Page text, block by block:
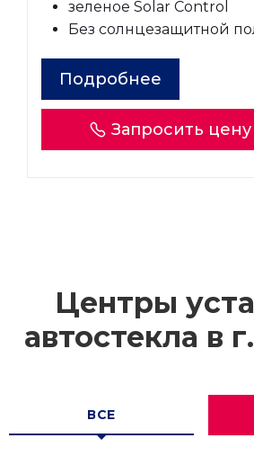
зеленое Solar Control
Без солнцезащитной
Подробнее
Запросить цену
Центры
автостекла в г.
ВСЕ